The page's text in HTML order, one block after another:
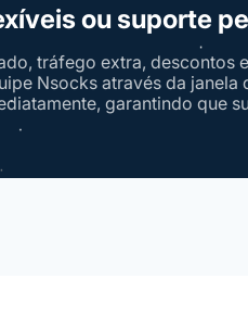
ou suporte
tráfego extra, descontos
Nsocks através da
garantindo que